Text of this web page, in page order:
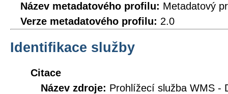
Název metadatového profilu: Metadatový
Verze metadatového profilu: 2.0
Identifikace služby
Citace
Název zdroje: Prohlížecí služba WMS -